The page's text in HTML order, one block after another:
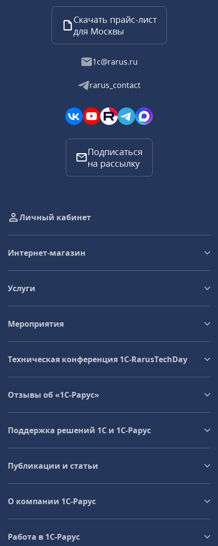
Скачать прайс-лист
для Москвы
1c@rarus.ru
rarus_contact
Подписаться
на рассылку
Личный кабинет
Интернет-магазин
Услуги
Мероприятия
Техническая конференция 1C‑RarusTechDay
Отзывы об «1С-Рарус»
Поддержка решений 1С и 1С‑Рарус
Публикации и статьи
О компании 1C-Рарус
Работа в 1С‑Рарус